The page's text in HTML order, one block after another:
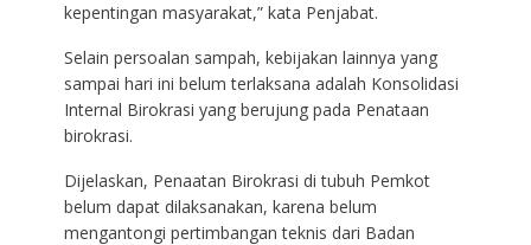
kepentingan masyarakat,” kata Penjabat.
Selain persoalan sampah, kebijakan lainnya yang
sampai hari ini belum terlaksana adalah Konsolidasi
Internal Birokrasi yang berujung pada Penataan
birokrasi.
Dijelaskan, Penaatan Birokrasi di tubuh Pemkot
belum dapat dilaksanakan, karena belum
mengantongi pertimbangan teknis dari Badan